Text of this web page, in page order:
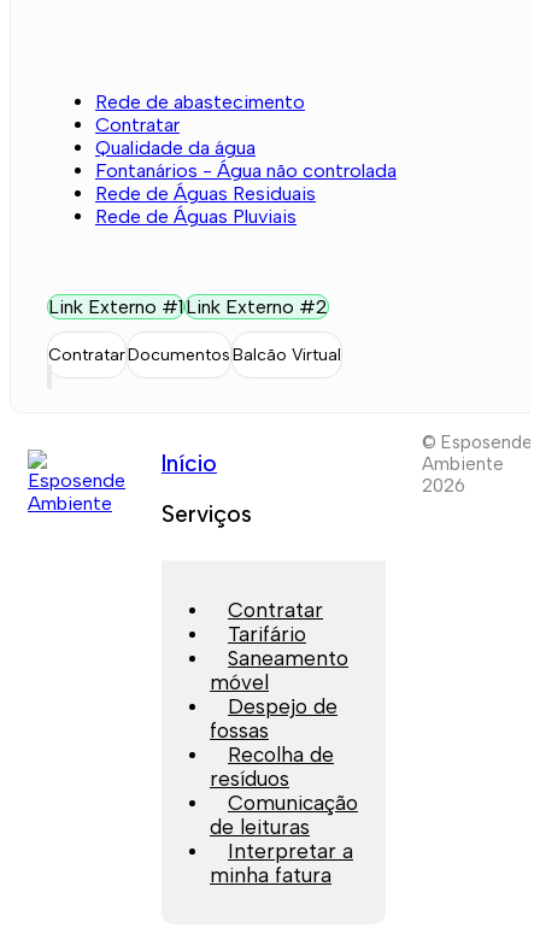
Rede de abastecimento
Contratar
Qualidade da água
Fontanários - Água não controlada
Rede de Águas Residuais
Rede de Águas Pluviais
Link Externo #1Link Externo #2
ContratarDocumentosBalcão Virtual
Início
Serviços
Contratar
Tarifário
Saneamento
móvel
Despejo de
fossas
Recolha de
resíduos
Comunicação
de leituras
Interpretar a
minha fatura
© Esposende
Ambiente
2026